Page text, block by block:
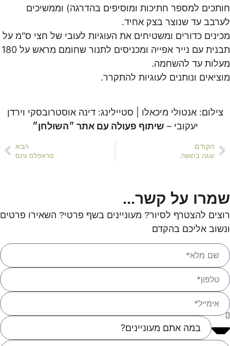
חותכים למספר חתיכות ומוסיפים בהדרגה) וממשיכים
לערבב עד שנוצר בצק אחיד.
מכינים כדורים ומשטיחים את העוגיות לעובי של חצי ס"מ על
תבנית עם נייר אפייה ומכניסים לתנור שחומם מראש על 180
מעלות עד להשחמה.
מוציאים ונותנים לעוגיות להתקרר.
צילום: אנטולי מיכאלו | סטיילינג: דינה אוסטרובסקי וירדן
יעקובי – שיתוף פעולה עם אתר ״השולחן״
הקודם
עוגה בחושה
הבא
טראפלס גינס
שמרו על קשר...
רוצים להצטרף לסיור? מעוניינים בשף פרטי? השאירו פרטים
ונשוב אליכם בהקדם